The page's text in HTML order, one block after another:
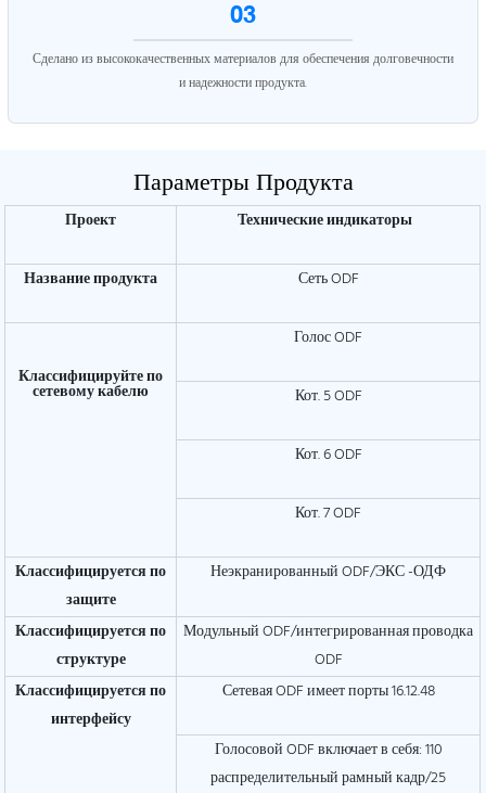
03
Сделано из высококачественных материалов для обеспечения долговечности
и надежности продукта.
Параметры Продукта
Проект Технические индикаторы
Название продукта Сеть ODF
Классифицируйте по
сетевому кабелю
Голос ODF
Кот. 5 ODF
Кот. 6 ODF
Кот. 7 ODF
Классифицируется по
защите
Неэкранированный ODF/ЭКС -ОДФ
Классифицируется по
структуре
Модульный ODF/интегрированная проводка
ODF
Классифицируется по
интерфейсу
Сетевая ODF имеет порты 16.12.48
Голосовой ODF включает в себя: 110
распределительный рамный кадр/25